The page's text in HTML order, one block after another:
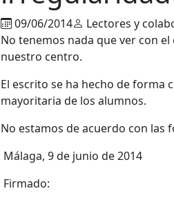
09/06/2014 Lectores y
No tenemos nada que ver con
nuestro centro.
El escrito se ha hecho de forma
mayoritaria de los alumnos.
No estamos de acuerdo con las
Málaga, 9 de junio de 2014
Firmado: